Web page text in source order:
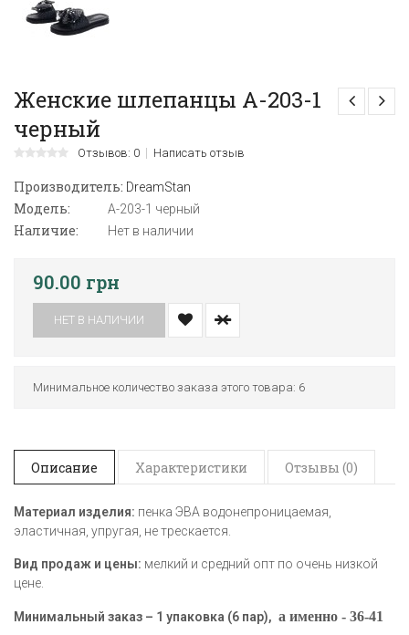
Женские шлепанцы А-203-1
черный
Отзывов: 0 Написать отзыв
Производитель: DreamStan
Модель: А-203-1 черный
Наличие: Нет в наличии
90.00 грн
НЕТ В НАЛИЧИИ
Минимальное количество заказа этого товара: 6
Описание Характеристики Отзывы (0)
Материал изделия: пенка ЭВА водонепроницаемая,
эластичная, упругая, не трескается.
Вид продаж и цены: мелкий и средний опт по очень низкой
цене.
Минимальный заказ – 1 упаковка (6 пар), а именно - 36-41